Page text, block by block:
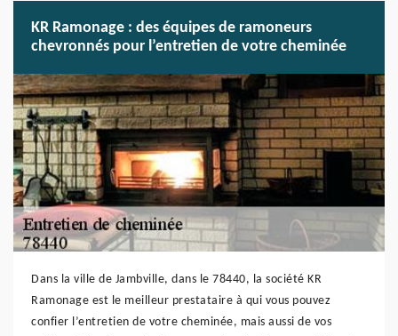
KR Ramonage : des équipes de ramoneurs
chevronnés pour l’entretien de votre cheminée
Dans la ville de Jambville, dans le 78440, la société KR
Ramonage est le meilleur prestataire à qui vous pouvez
confier l’entretien de votre cheminée, mais aussi de vos